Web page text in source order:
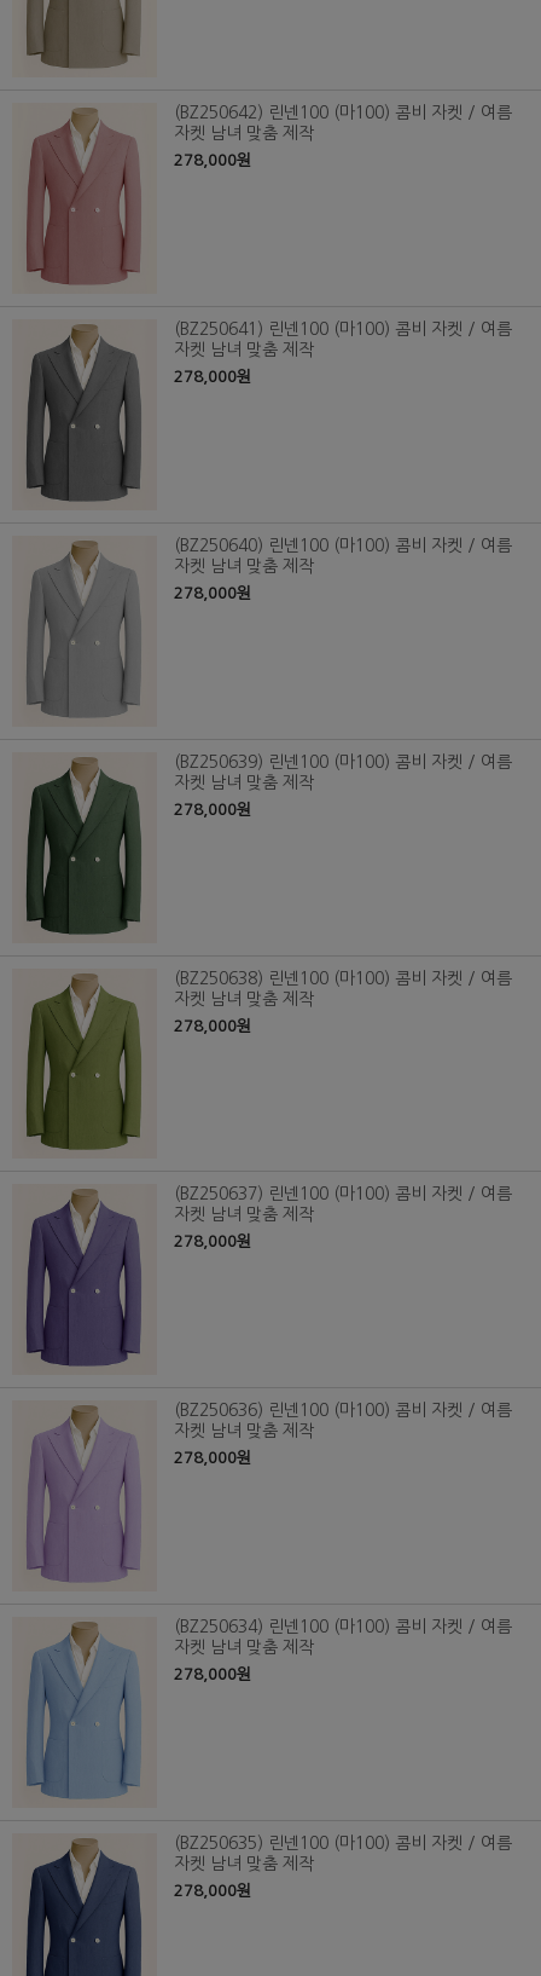
(BZ250642) 린넨100 (마100) 콤비 자켓 / 여름
자켓 남녀 맞춤 제작
278,000원
(BZ250641) 린넨100 (마100) 콤비 자켓 / 여름
자켓 남녀 맞춤 제작
278,000원
(BZ250640) 린넨100 (마100) 콤비 자켓 / 여름
자켓 남녀 맞춤 제작
278,000원
(BZ250639) 린넨100 (마100) 콤비 자켓 / 여름
자켓 남녀 맞춤 제작
278,000원
(BZ250638) 린넨100 (마100) 콤비 자켓 / 여름
자켓 남녀 맞춤 제작
278,000원
(BZ250637) 린넨100 (마100) 콤비 자켓 / 여름
자켓 남녀 맞춤 제작
278,000원
(BZ250636) 린넨100 (마100) 콤비 자켓 / 여름
자켓 남녀 맞춤 제작
278,000원
(BZ250634) 린넨100 (마100) 콤비 자켓 / 여름
자켓 남녀 맞춤 제작
278,000원
(BZ250635) 린넨100 (마100) 콤비 자켓 / 여름
자켓 남녀 맞춤 제작
278,000원